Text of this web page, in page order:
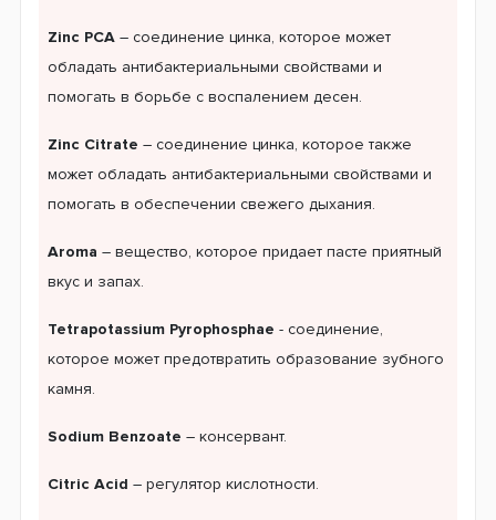
Zinc PCA – соединение цинка, которое может
обладать антибактериальными свойствами и
помогать в борьбе с воспалением десен.
Zinc Citrate – соединение цинка, которое также
может обладать антибактериальными свойствами и
помогать в обеспечении свежего дыхания.
Aroma – вещество, которое придает пасте приятный
вкус и запах.
Tetrapotassium Pyrophosphae - соединение,
которое может предотвратить образование зубного
камня.
Sodium Benzoate – консервант.
Citric Acid – регулятор кислотности.